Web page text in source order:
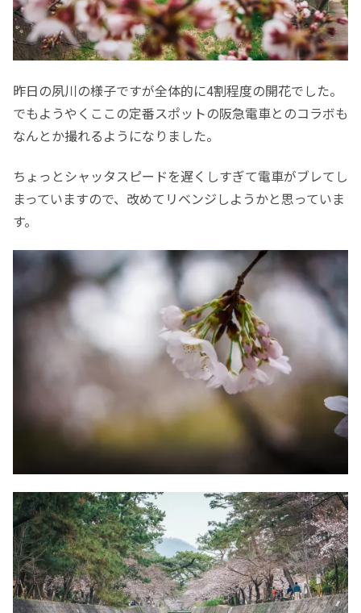
昨日の夙川の様子ですが全体的に4割程度の開花でした。
でもようやくここの定番スポットの阪急電車とのコラボも
なんとか撮れるようになりました。
ちょっとシャッタスピードを遅くしすぎて電車がブレてし
まっていますので、改めてリベンジしようかと思っていま
す。